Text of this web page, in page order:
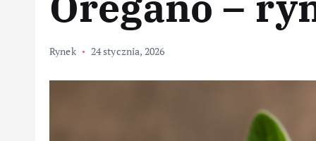
Rynek 24 stycznia, 2026